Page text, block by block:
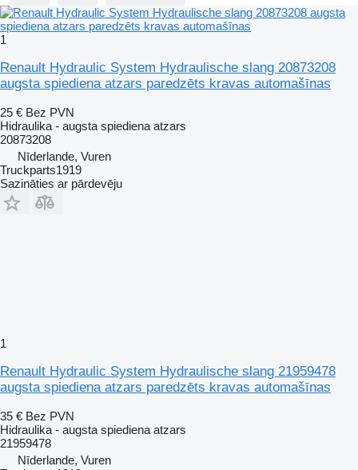
1
Renault Hydraulic System Hydraulische slang 20873208
augsta spiediena atzars paredzēts kravas automašīnas
25 € Bez PVN
Hidraulika - augsta spiediena atzars
20873208
Nīderlande, Vuren
Truckparts1919
Sazināties ar pārdevēju
1
Renault Hydraulic System Hydraulische slang 21959478
augsta spiediena atzars paredzēts kravas automašīnas
35 € Bez PVN
Hidraulika - augsta spiediena atzars
21959478
Nīderlande, Vuren